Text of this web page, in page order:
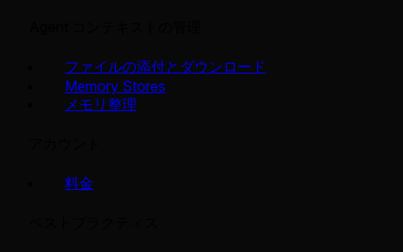
ファイルの添付とダウンロード
Memory Stores
メモリ整理
料金